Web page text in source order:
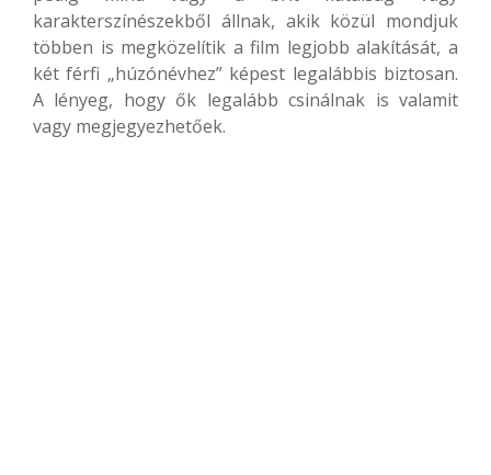
karakterszínészekből állnak, akik közül mondjuk
többen is megközelítik a film legjobb alakítását, a
két férfi „húzónévhez” képest legalábbis biztosan.
A lényeg, hogy ők legalább csinálnak is valamit
vagy megjegyezhetőek.